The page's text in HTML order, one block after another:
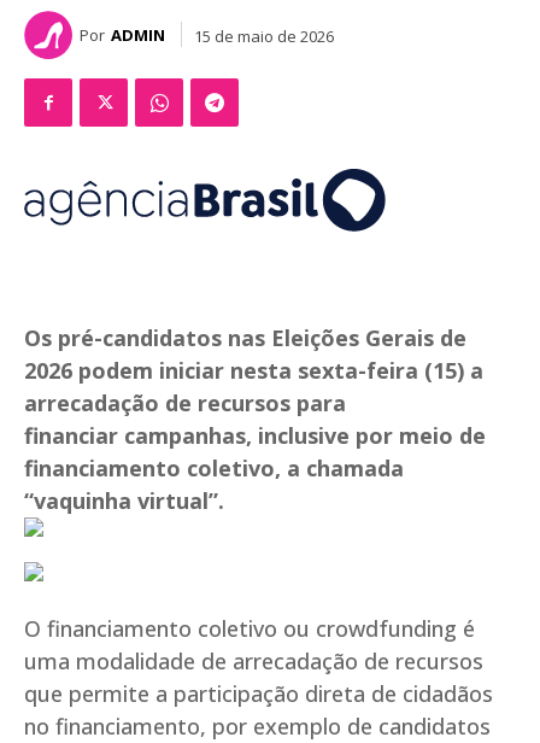
Por ADMIN 15 de maio de 2026
Os pré-candidatos nas Eleições Gerais de
2026 podem iniciar nesta sexta-feira (15) a
arrecadação de recursos para
financiar campanhas, inclusive por meio de
financiamento coletivo, a chamada
“vaquinha virtual”.
O financiamento coletivo ou crowdfunding é
uma modalidade de arrecadação de recursos
que permite a participação direta de cidadãos
no financiamento, por exemplo de candidatos